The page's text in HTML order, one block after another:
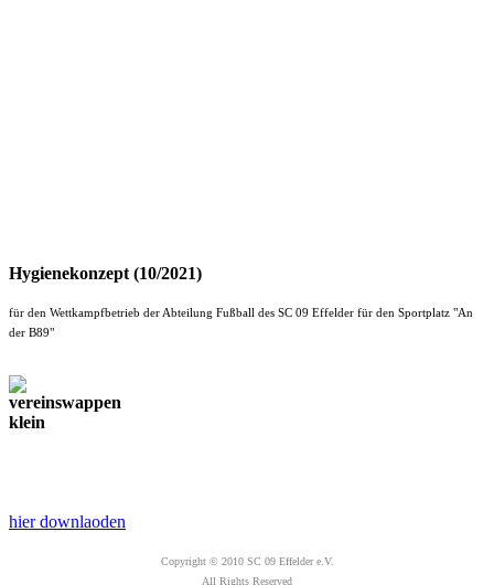
Hygienekonzept (10/2021)
für den Wettkampfbetrieb der Abteilung Fußball des SC 09 Effelder für den Sportplatz "An
der B89"
hier downlaoden
Copyright © 2010 SC 09 Effelder e.V.
All Rights Reserved